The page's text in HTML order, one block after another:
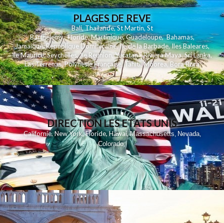
PLAGES DE REVE
Bali,Thailande,St Martin,St
Barthelemy,Floride,Martinique,Guadeloupe,Bahamas,
Jamaique,Republique Dominicaine,Ile de la Barbade,Iles Baleares,
Ile Maurice,Seychelles,Ile Reunion ,Yucatan - Riviera Maya,Sri Lanka,
Las Terrenas,Polynesie Française,Tahiti,Moorea, Bora Bora
DIRECTION LES ETATS UNIS
Californie,New York,Floride,Hawai,Massachusetts, Nevada,
Colorado,